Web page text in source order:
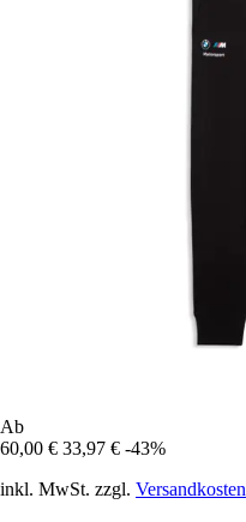
Ab
60,00 € 33,97 € -43%
inkl. MwSt. zzgl. Versandkosten